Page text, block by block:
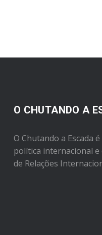
O CHUTANDO A
O Chutando a Escada
política internacional e
de Relações